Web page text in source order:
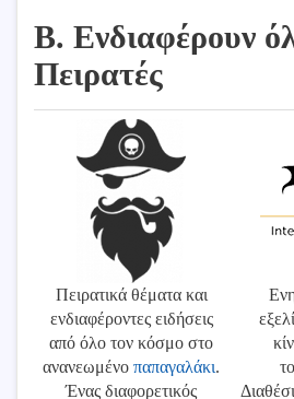
Β. Ενδιαφέρουν
Πειρατές
Πειρατικά θέματα και
ενδιαφέροντες ειδήσεις
από όλο τον κόσμο στο
ανανεωμένο παπαγαλάκι.
Ένας διαφορετικός